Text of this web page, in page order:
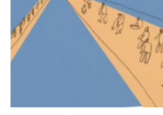
TWEET